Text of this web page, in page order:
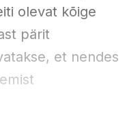
olevat kõige
pärit
et nendes